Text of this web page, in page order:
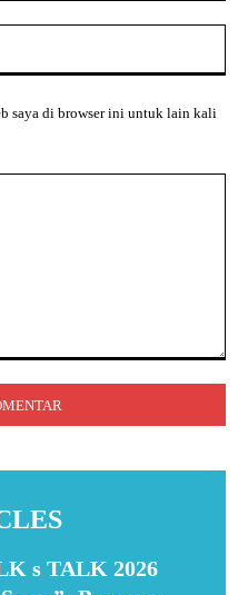
saya di browser ini untuk lain kali
s TALK 2026